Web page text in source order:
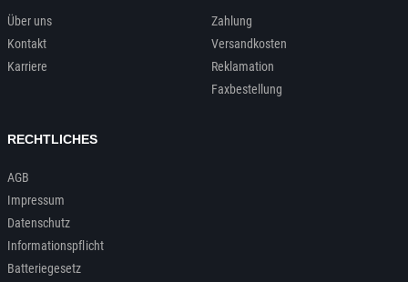
Über uns
Kontakt
Karriere
Zahlung
Versandkosten
Reklamation
Faxbestellung
RECHTLICHES
AGB
Impressum
Datenschutz
Informationspflicht
Batteriegesetz